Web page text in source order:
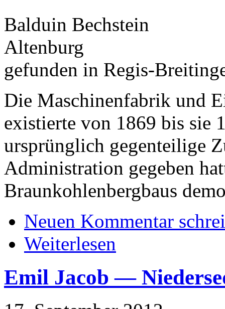
Balduin Bechstein
Altenburg
gefunden in Regis-
Die Maschinenfabrik und
existierte von 1869 bis sie
ursprünglich gegenteilige
Administration gegeben
Braunkohlenbergbaus
Neuen Kommentar
Weiterlesen
Emil Jacob —